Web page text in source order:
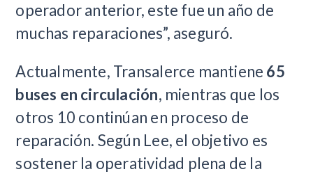
operador anterior, este fue un año de
muchas reparaciones”, aseguró.
Actualmente, Transalerce mantiene 65
buses en circulación, mientras que los
otros 10 continúan en proceso de
reparación. Según Lee, el objetivo es
sostener la operatividad plena de la